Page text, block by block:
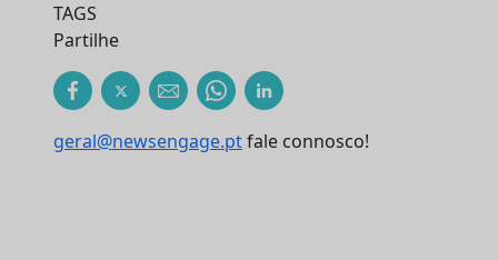
TAGS
Partilhe
geral@newsengage.ptfale connosco!